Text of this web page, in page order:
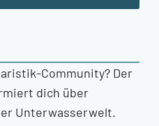
Community? Der
dich über
Unterwasserwelt.